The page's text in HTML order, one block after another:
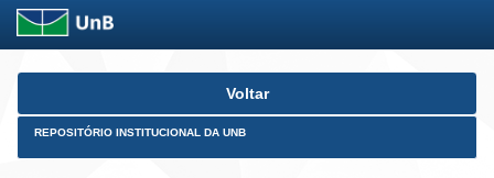
Skip
Voltar
REPOSITÓRIO INSTITUCIONAL DA UNB